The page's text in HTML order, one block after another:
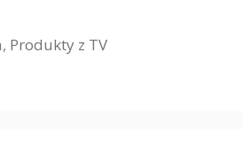
, Produkty z TV